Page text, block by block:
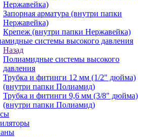
Нержавейка)
Запорная арматура (внутри папки
Нержавейка)
Крепеж (внутри папки Нержавейка)
системы высокого давления
Назад
Полиамидные системы высокого
давления
Трубка и фитинги 12 мм (1/2" дюйма)
(внутри папки Полиамид)
Трубка и фитинги 9,6 мм (3/8" дюйма)
(внутри папки Полиамид)